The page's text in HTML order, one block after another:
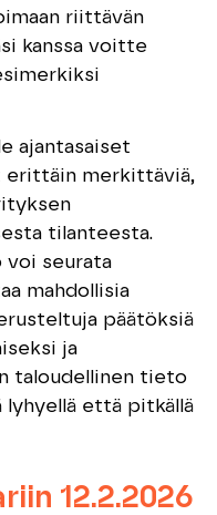
riittävän
kanssa voitte
ajantasaiset
erittäin merkittäviä,
tilanteesta.
voi seurata
mahdollisia
päätöksiä
ja
taloudellinen tieto
lyhyellä että pitkällä
12.2.2026